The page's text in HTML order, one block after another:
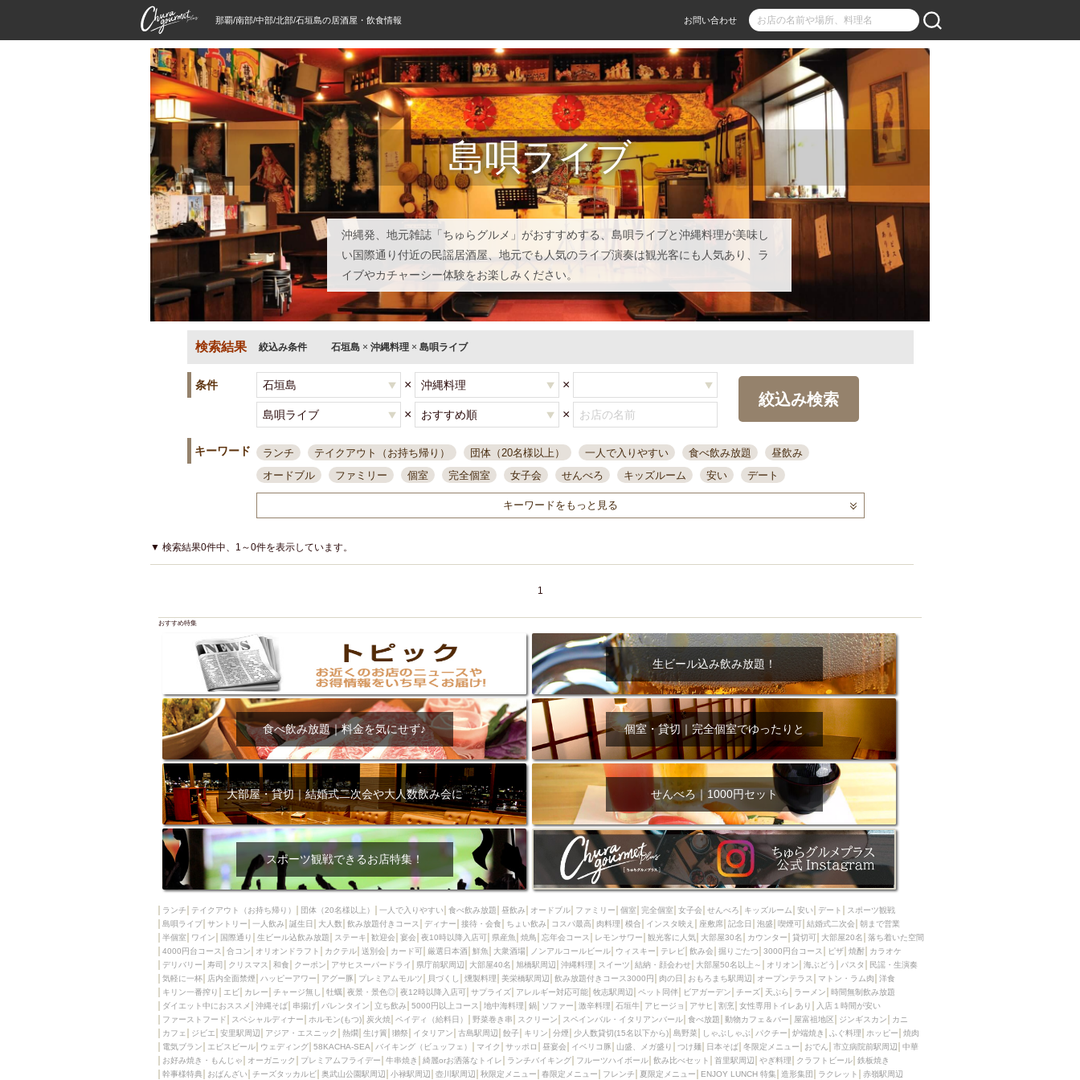
那覇/南部/中部/北部/石垣島の居酒屋・飲食情報 お問い合わせ
島唄ライブ
沖縄発、地元雑誌「ちゅらグルメ」がおすすめする、島唄ライブと沖縄料理が美味し
い国際通り付近の民謡居酒屋、地元でも人気のライブ演奏は観光客にも人気あり、ラ
イブやカチャーシー体験をお楽しみください。
検索結果 絞込み条件 石垣島 × 沖縄料理 × 島唄ライブ
条件 × ×
× ×
絞込み検索
キーワード ランチ テイクアウト（お持ち帰り） 団体（20名様以上） 一人で入りやすい 食べ飲み放題
昼飲み
オードブル
ファミリー 個室 完全個室 女子会 せんべろ キッズルーム 安い
デート
一人飲み 誕生日 大人数
接待・会食
ちょい飲み コスパ最高 肉料理 模合 インスタ映え 座敷席 記念日 泡盛
喫煙可
結婚式二次会
夜10時以降入店可
県産魚 焼鳥 忘年会コース レモンサワー 観光客に人気 大部屋30名
カウンター
4000円台コース
デリバリー 寿司 クリスマス 和食
クーポン
アサヒスーパードライ
県庁前駅周辺 旭橋駅周辺 沖縄料理 スイーツ
結納・顔会わせ
大部屋50名以上～
オリオン 海ぶどう 民謡・生演奏 気軽に一杯
店内全面禁煙
ハッピーアワー
アグー豚 プレミアムモルツ 貝づくし 燻製料理
美栄橋駅周辺
飲み放題付きコース3000円
肉の日 おもろまち駅周辺 オープンテラス マトン・ラム肉
洋食
キリン一番搾り
エビ カレー チャージ無し 牡蠣 夜景・景色◎ 夜12時以降入店可
サプライズ
アレルギー対応可能
牧志駅周辺 ペット同伴 ビアガーデン 天ぷら
時間無制飲み放題
ダイエット中におススメ
沖縄そば 串揚げ バレンタイン 立ち飲み 5000円以上コース 地中海料理
鍋
ソファー
激辛料理 石垣牛 アヒージョ アサヒ 割烹 女性専用トイレあり
入店１時間が安い
ファーストフード
スペシャルディナー ホルモン(もつ) 炭火焼 ペイディ（給料日）
野菜巻き串
スクリーン
スペインバル・イタリアンバール 食べ放題 動物カフェ＆バー 屋富祖地区
ジンギスカン
カニ
カフェ ジビエ 安里駅周辺 アジア・エスニック 熱燗 生け簀 獺祭 イタリアン
古島駅周辺
分煙 少人数貸切(15名以下から) しゃぶしゃぶ パクチー 炉端焼き
ふぐ料理
ホッピー
焼肉 電気ブラン エビスビール ウェディング 58KACHA-SEA
バイキング（ビュッフェ）
マイク
サッポロ 昼宴会 イベリコ豚 山盛、メガ盛り つけ麺 日本そば 冬限定メニュー
おでん
市立病院前駅周辺
中華 お好み焼き・もんじゃ オーガニック プレミアムフライデー
牛串焼き
綺麗orお洒落なトイレ
ランチバイキング フルーツハイボール 飲み比べセット 首里駅周辺
やぎ料理
クラフトビール
鉄板焼き 幹事様特典 おばんざい チーズタッカルビ 奥武山公園駅周辺
小禄駅周辺
壺川駅周辺
秋限定メニュー 春限定メニュー フレンチ 夏限定メニュー ENJOY LUNCH 特集
造形集団
ラクレット
赤嶺駅周辺 シードル 那覇空港駅周辺 儀保駅周辺
キーワードをもっと見る
▼ 検索結果0件中、1～0件を表示しています。
1
おすすめ特集
生ビール込み飲み放題！
食べ飲み放題｜料金を気にせず♪ 個室・貸切｜完全個室でゆったりと
大部屋・貸切｜結婚式二次会や大人数飲み会に せんべろ｜1000円セット
スポーツ観戦できるお店特集！
ランチ テイクアウト（お持ち帰り） 団体（20名様以上） 一人で入りやすい 食べ飲み放題 昼飲み オードブル ファミリー 個室 完全個室 女子会 せんべろ キッズルーム 安い デート
スポーツ観戦
島唄ライブ サントリー 一人飲み 誕生日 大人数 飲み放題付きコース ディナー 接待・会食 ちょい飲み コスパ最高 肉料理 模合 インスタ映え 座敷席 記念日 泡盛 喫煙可 結婚式二次会 朝まで営業
半個室
ワイン 国際通り 生ビール込飲み放題 ステーキ 歓迎会 宴会 夜10時以降入店可 県産魚 焼鳥 忘年会コース レモンサワー 観光客に人気 大部屋30名 カウンター 貸切可 大部屋20名
落ち着いた空間
4000円台コース
合コン オリオンドラフト カクテル 送別会 カード可 厳選日本酒 鮮魚 大衆酒場 ノンアルコールビール ウィスキー テレビ 飲み会 掘りごたつ 3000円台コース ピザ 焼酎
カラオケ
デリバリー
寿司 クリスマス 和食 クーポン アサヒスーパードライ 県庁前駅周辺 大部屋40名 旭橋駅周辺 沖縄料理 スイーツ 結納・顔会わせ 大部屋50名以上～ オリオン 海ぶどう パスタ
民謡・生演奏
気軽に一杯
店内全面禁煙 ハッピーアワー アグー豚 プレミアムモルツ 貝づくし 燻製料理 美栄橋駅周辺 飲み放題付きコース3000円 肉の日 おもろまち駅周辺 オープンテラス マトン・ラム肉
洋食
キリン一番搾り
エビ カレー チャージ無し 牡蠣 夜景・景色◎ 夜12時以降入店可 サプライズ アレルギー対応可能 牧志駅周辺 ペット同伴 ビアガーデン チーズ 天ぷら ラーメン
時間無制飲み放題
ダイエット中におススメ
沖縄そば 串揚げ バレンタイン 立ち飲み 5000円以上コース 地中海料理 鍋 ソファー 激辛料理 石垣牛 アヒージョ アサヒ 割烹 女性専用トイレあり
入店１時間が安い
ファーストフード
スペシャルディナー ホルモン(もつ) 炭火焼 ペイディ（給料日） 野菜巻き串 スクリーン スペインバル・イタリアンバール 食べ放題 動物カフェ＆バー 屋富祖地区 ジンギスカン
カニ
カフェ
ジビエ 安里駅周辺 アジア・エスニック 熱燗 生け簀 獺祭 イタリアン 古島駅周辺 餃子 キリン 分煙 少人数貸切(15名以下から) 島野菜 しゃぶしゃぶ パクチー 炉端焼き ふぐ料理 ホッピー
焼肉
電気ブラン
エビスビール ウェディング 58KACHA-SEA バイキング（ビュッフェ） マイク サッポロ 昼宴会 イベリコ豚 山盛、メガ盛り つけ麺 日本そば 冬限定メニュー おでん 市立病院前駅周辺
中華
お好み焼き・もんじゃ
オーガニック プレミアムフライデー 牛串焼き 綺麗orお洒落なトイレ ランチバイキング フルーツハイボール 飲み比べセット 首里駅周辺 やぎ料理 クラフトビール 鉄板焼き
幹事様特典
おばんざい チーズタッカルビ 奥武山公園駅周辺 小禄駅周辺 壺川駅周辺 秋限定メニュー 春限定メニュー フレンチ 夏限定メニュー ENJOY LUNCH 特集 造形集団 ラクレット 赤嶺駅周辺